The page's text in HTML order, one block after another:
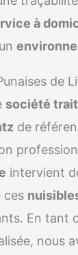
à
de
société
de
intervient
ces
En tant
nous